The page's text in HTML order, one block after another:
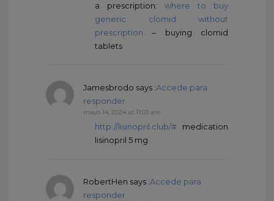
a prescription: where to buy
generic clomid without
prescription – buying clomid
tablets
Jamesbrodo says :Accede para
responder
mayo 14, 2024 at 11:03 am
http://lisinopril.club/# medication
lisinopril 5 mg
RobertHen says :Accede para
responder